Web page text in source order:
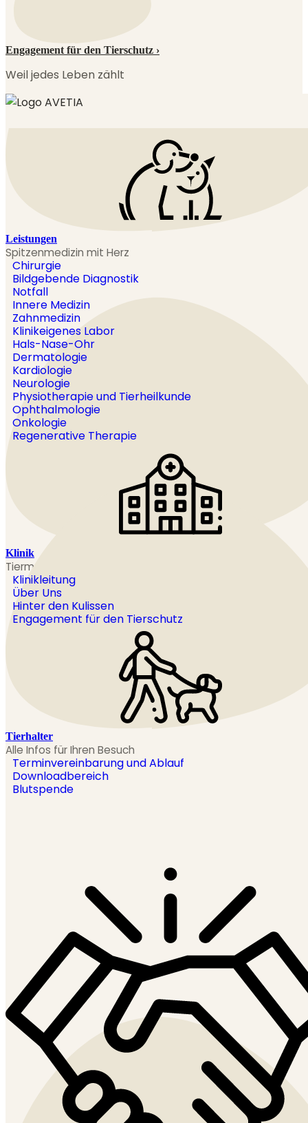
Engagement für den Tierschutz ›
Weil jedes Leben zählt
Leistungen
Spitzenmedizin mit Herz
Chirurgie
Bildgebende Diagnostik
Notfall
Innere Medizin
Zahnmedizin
Klinikeigenes Labor
Hals-Nase-Ohr
Dermatologie
Kardiologie
Neurologie
Physiotherapie und Tierheilkunde
Ophthalmologie
Onkologie
Regenerative Therapie
Klinik
Tiermedizin mit Herz ud Verstand
Klinikleitung
Über Uns
Hinter den Kulissen
Engagement für den Tierschutz
Tierhalter
Alle Infos für Ihren Besuch
Terminvereinbarung und Ablauf
Downloadbereich
Blutspende